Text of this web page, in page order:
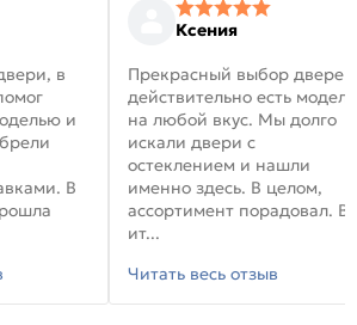
в
и
В
Ксения
Прекрасный выбор
действительно есть модели
на любой вкус. Мы долго
искали двери с
остеклением и нашли
именно здесь. В целом,
ассортимент порадовал. В
ит...
Читать весь отзыв